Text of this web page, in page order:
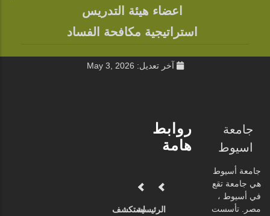
اعضاء هيئة التدريس
استراتيجية مكافحة الفساد
آخر تعديل: May 3, 2026
جامعة
اسيوط
جامعة أسيوط
هي جامعة تقع
في أسيوط ،
مصر. تأسست
روابط
هامة
الرئيسيةاستكشف